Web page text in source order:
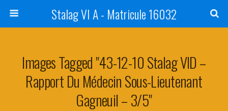
Stalag VI A - Matricule 16032
Images Tagged "43-12-10 Stalag VID –
Rapport Du Médecin Sous-Lieutenant
Gagneuil – 3/5"